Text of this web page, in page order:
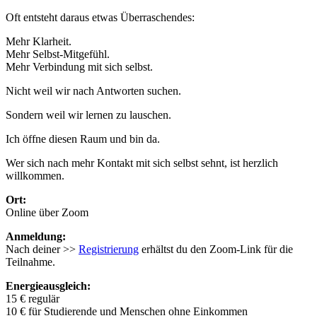
Oft entsteht daraus etwas Überraschendes:
Mehr Klarheit.
Mehr Selbst-Mitgefühl.
Mehr Verbindung mit sich selbst.
Nicht weil wir nach Antworten suchen.
Sondern weil wir lernen zu lauschen.
Ich öffne diesen Raum und bin da.
Wer sich nach mehr Kontakt mit sich selbst sehnt, ist herzlich
willkommen.
Ort:
Online über Zoom
Anmeldung:
Nach deiner >> Registrierung erhältst du den Zoom-Link für die
Teilnahme.
Energieausgleich:
15 € regulär
10 € für Studierende und Menschen ohne Einkommen